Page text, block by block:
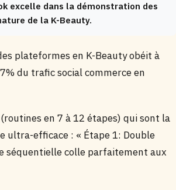
excelle dans la démonstration des
de la K-Beauty.
plateformes en K-Beauty obéit à
du trafic social commerce en
(routines en 7 à 12 étapes) qui sont la
ultra-efficace : « Étape 1: Double
séquentielle colle parfaitement aux